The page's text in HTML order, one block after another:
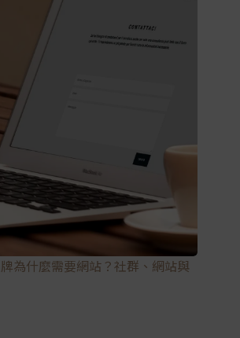
為什麼需要網站？社群、網站與